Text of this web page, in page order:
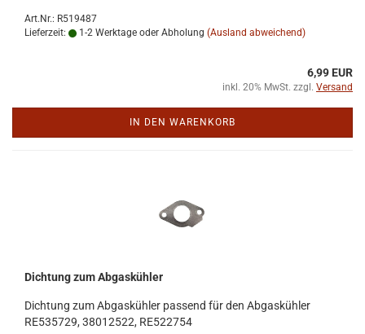
Art.Nr.: R519487
Lieferzeit:
1-2 Werktage oder Abholung (Ausland abweichend)
6,99 EUR
inkl. 20% MwSt. zzgl. Versand
IN DEN WARENKORB
Dich­tung zum Ab­gas­küh­ler
Dich­tung zum Ab­gas­küh­ler pas­send für den Ab­gas­küh­ler
RE535729, 38012522, RE522754